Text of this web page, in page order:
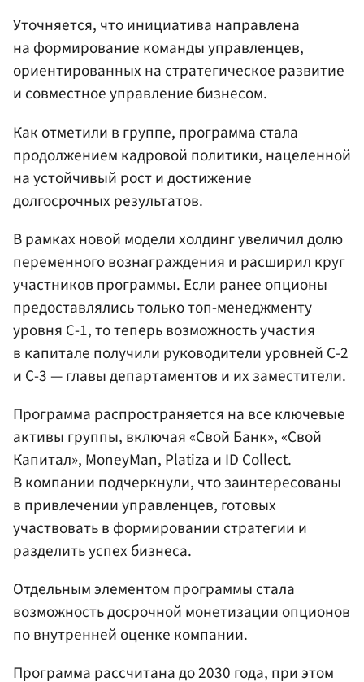
Уточняется, что инициатива направлена
на формирование команды управленцев,
ориентированных на стратегическое развитие
и совместное управление бизнесом.
Как отметили в группе, программа стала
продолжением кадровой политики, нацеленной
на устойчивый рост и достижение
долгосрочных результатов.
В рамках новой модели холдинг увеличил долю
переменного вознаграждения и расширил круг
участников программы. Если ранее опционы
предоставлялись только топ-менеджменту
уровня С-1, то теперь возможность участия
в капитале получили руководители уровней С-2
и С-3 — главы департаментов и их заместители.
Программа распространяется на все ключевые
активы группы, включая «Свой Банк», «Свой
Капитал», MoneyMan, Platiza и ID Collect.
В компании подчеркнули, что заинтересованы
в привлечении управленцев, готовых
участвовать в формировании стратегии и
разделить успех бизнеса.
Отдельным элементом программы стала
возможность досрочной монетизации опционов
по внутренней оценке компании.
Программа рассчитана до 2030 года, при этом